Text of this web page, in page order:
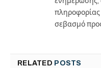
πληροφορίας
σεβασμό
RELATED POSTS